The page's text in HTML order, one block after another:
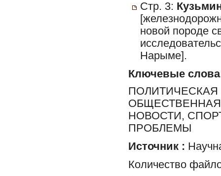
Стр. 3:
новой породе
Нарыме].
Ключевые слова
НОВОСТИ,
ПРОБЛЕМЫ
Источник :
Количество